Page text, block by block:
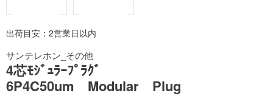
出荷目安：2営業日以内
サンテレホン_その他
4芯ﾓｼﾞｭﾗｰﾌﾟﾗｸﾞ
6P4C50um Modular Plug